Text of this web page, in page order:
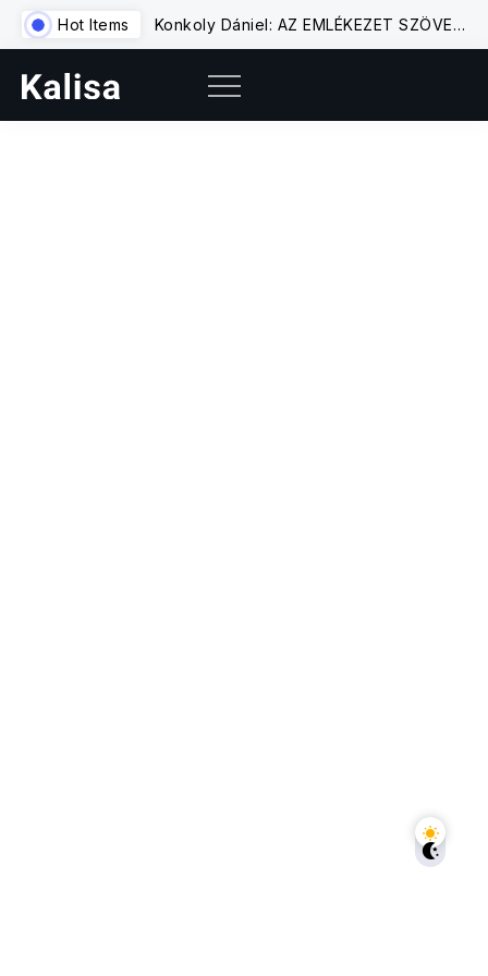
Hot Items Konkoly Dániel: AZ EMLÉKEZET SZÖVETE – Pataki Viktor: Az emlékezet rétegei. Tanulmányok Oravecz Imre költészetéről